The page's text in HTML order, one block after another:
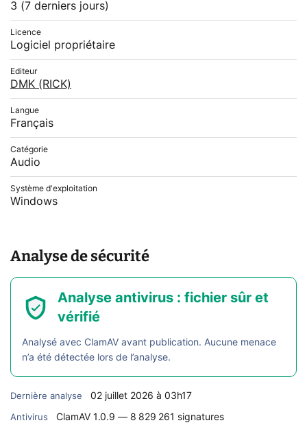
3 (7 derniers jours)
Licence
Logiciel propriétaire
Editeur
DMK (RICK)
Langue
Français
Catégorie
Audio
Système d'exploitation
Windows
Analyse de sécurité
Analyse antivirus : fichier sûr et
vérifié
Analysé avec ClamAV avant publication. Aucune menace
n’a été détectée lors de l’analyse.
Dernière analyse 02 juillet 2026 à 03h17
Antivirus ClamAV 1.0.9 — 8 829 261 signatures